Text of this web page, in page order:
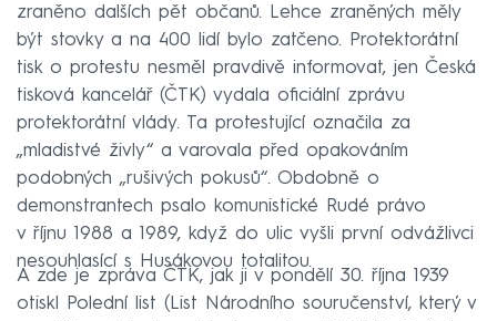
zraněno dalších pět občanů. Lehce zraněných měly
být stovky a na 400 lidí bylo zatčeno. Protektorátní
tisk o protestu nesměl pravdivě informovat, jen Česká
tisková kancelář (ČTK) vydala oficiální zprávu
protektorátní vlády. Ta protestující označila za
„mladistvé živly“ a varovala před opakováním
podobných „rušivých pokusů“. Obdobně o
demonstrantech psalo komunistické Rudé právo
v říjnu 1988 a 1989, když do ulic vyšli první odvážlivci
nesouhlasící s Husákovou totalitou.
A zde je zpráva ČTK, jak ji v pondělí 30. října 1939
otiskl Polední list (List Národního souručenství, který v